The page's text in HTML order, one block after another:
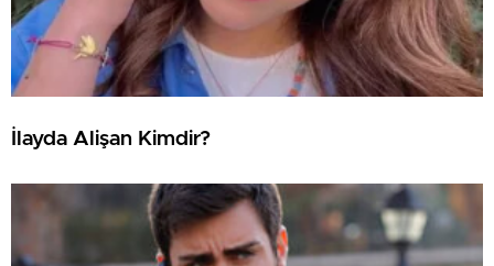
İlayda Alişan Kimdir?